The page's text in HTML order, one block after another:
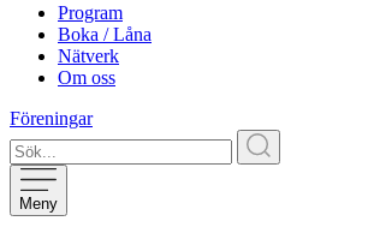
Program
Boka / Låna
Nätverk
Om oss
Föreningar
Meny